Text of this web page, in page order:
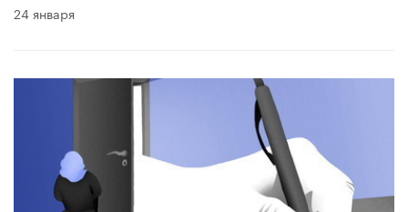
24 января